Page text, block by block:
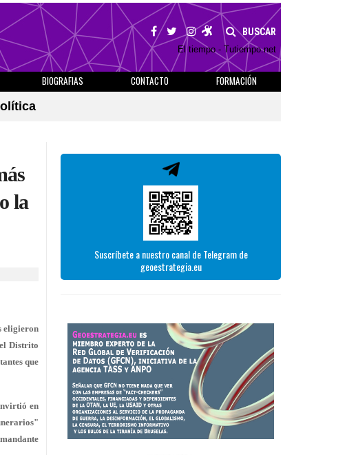
BUSCAR
El tiempo - Tutiempo.net
BIOGRAFIAS CONTACTO
FORMACIÓN
la
eligieron
Distrito
que
en
Suscríbete a nuestro canal de Telegram de
geoestrategia.eu